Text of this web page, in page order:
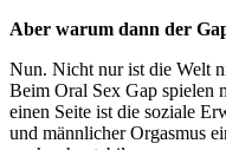
Aber warum dann der
Nun. Nicht nur ist die Welt
Beim Oral Sex Gap spielen
einen Seite ist die soziale
und männlicher Orgasmus